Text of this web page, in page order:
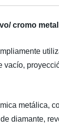
cromo
vacío,
metálica,
diamante,